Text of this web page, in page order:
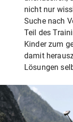
nicht nur
Suche nach
Teil des
Kinder zum
damit
Lösungen